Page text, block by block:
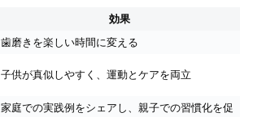
効果
歯磨きを楽しい時間に変える
子供が真似しやすく、運動とケアを両立
家庭での実践例をシェアし、親子での習慣化を促